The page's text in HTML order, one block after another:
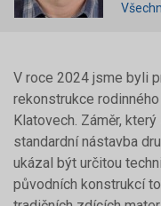
V roce 2024 jsme byli
rekonstrukce
Klatovech. Záměr,
standardní nástavba
ukázal být určitou
původních konstrukcí